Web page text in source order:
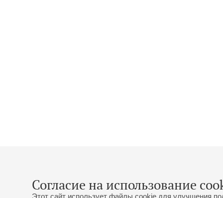
Согласие на использование
Этот сайт использует файлы cookie для улучшения